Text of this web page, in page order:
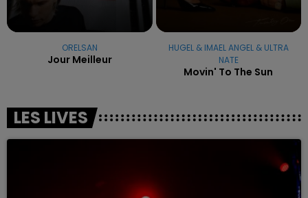
ORELSAN
Jour Meilleur
HUGEL & IMAEL ANGEL & ULTRA
NATE
Movin' To The Sun
LES LIVES